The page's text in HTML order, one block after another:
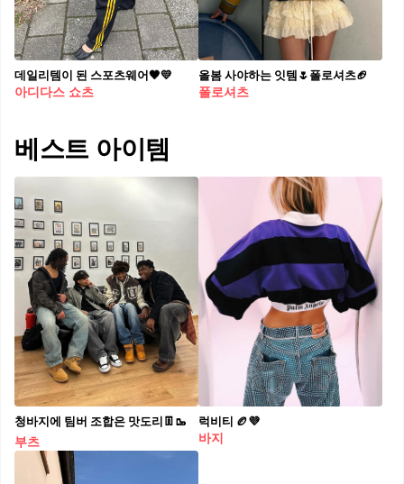
데일리템이 된 스포츠웨어🖤💛
아디다스 쇼츠
올봄 사야하는 잇템🌷폴로셔츠🏈
폴로셔츠
베스트 아이템
청바지에 팀버 조합은 맛도리👖🥾
부츠
럭비티 🏉💜
바지